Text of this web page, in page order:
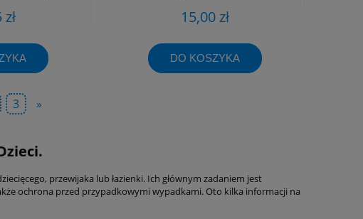
15,00 zł
DO KOSZYKA
3 »
przewijaka lub łazienki. Ich głównym zadaniem jest
ochrona przed przypadkowymi wypadkami. Oto kilka informacji na